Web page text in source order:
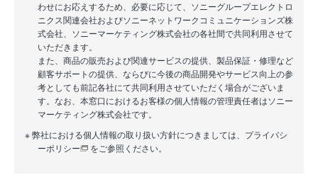
わせにお応えするため、必要に応じて、ソニーグループエレクトロ
ニクス関連会社およびソニーネットワークコミュニケーションズ株
式会社、ソニーマーケティング株式会社の各社間で共同利用させて
いただきます。
また、商品の販売および関連サービスの提供、製品保証・修理など
顧客サポートの提供、ならびに今後の商品開発やサービス向上の参
考としても前記各社にて共同利用させていただく場合がございま
す。なお、本窓口におけるお客様の個人情報の管理責任者はソニー
マーケティング株式会社です。
※ 弊社における個人情報の取り扱い方針につきましては、 プライバシ
ーポリシー
をご参照ください。